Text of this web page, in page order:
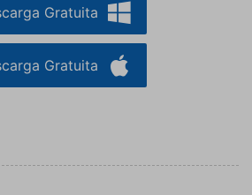
Gratuita
Gratuita